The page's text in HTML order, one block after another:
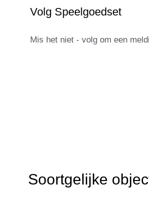
Volg Speelgoedset
Mis het niet - volg om een
Soortgelijke